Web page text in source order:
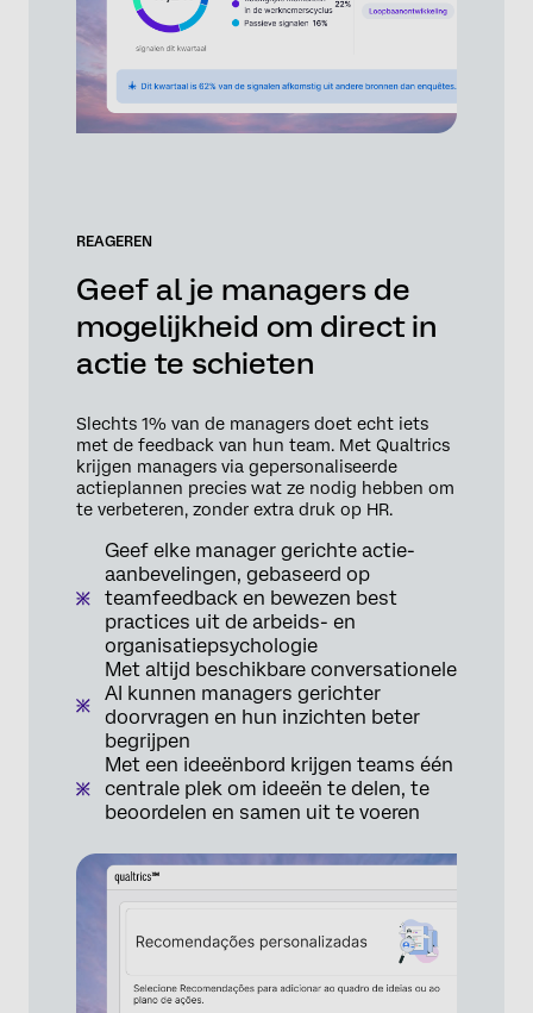
REAGEREN
Geef al je managers de
mogelijkheid om direct in
actie te schieten
Slechts 1% van de managers doet echt iets
met de feedback van hun team. Met Qualtrics
krijgen managers via gepersonaliseerde
actieplannen precies wat ze nodig hebben om
te verbeteren, zonder extra druk op HR.
Geef elke manager gerichte actie-
aanbevelingen, gebaseerd op
teamfeedback en bewezen best
practices uit de arbeids- en
organisatiepsychologie
Met altijd beschikbare conversationele
AI kunnen managers gerichter
doorvragen en hun inzichten beter
begrijpen
Met een ideeënbord krijgen teams één
centrale plek om ideeën te delen, te
beoordelen en samen uit te voeren